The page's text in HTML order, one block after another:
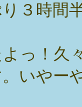
３時間
っ！久
いやー